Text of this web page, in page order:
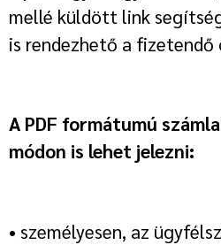
mellé küldött link
is rendezhető a fizetendő
A PDF formátumú
módon is lehet jelezni:
• személyesen, az